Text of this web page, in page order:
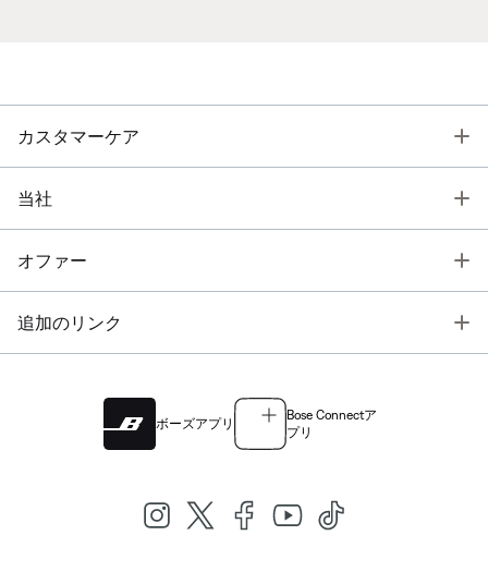
カスタマーケア
当社
オファー
追加のリンク
ボーズアプリ
Bose Connectア
プリ